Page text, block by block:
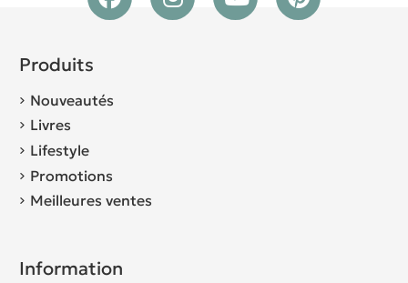
Produits
Nouveautés
Livres
Lifestyle
Promotions
Meilleures ventes
Information